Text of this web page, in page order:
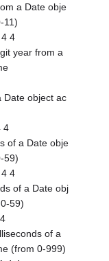
a Date obje
11)
4
year from a
Date object ac
4
of a Date obje
59)
4
of a Date obj
59)
of a
(from 0-999)